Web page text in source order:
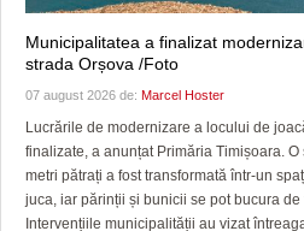
Municipalitatea a finalizat
strada Orșova /Foto
07 august 2026 de: Marcel Hoster
Lucrările de modernizare a locului de
finalizate, a anunțat Primăria Timișoara.
metri pătrați a fost transformată într-un
juca, iar părinții și bunicii se pot bucura
Intervențiile municipalității au vizat